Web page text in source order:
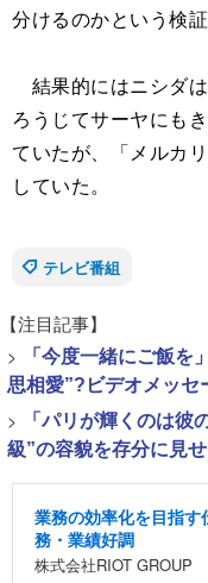
分けるのかという検証
結果的にはニシダ
ろうじてサーヤにも
ていたが、「メルカ
していた。
テレビ番組
【注目記事】
>
「今度一緒にご飯を
思相愛”?ビデオメッセ
>
「パリが輝くのは彼
級”の容貌を存分に見
業務の効率化を目指
務・業績好調
株式会社RIOT GROUP